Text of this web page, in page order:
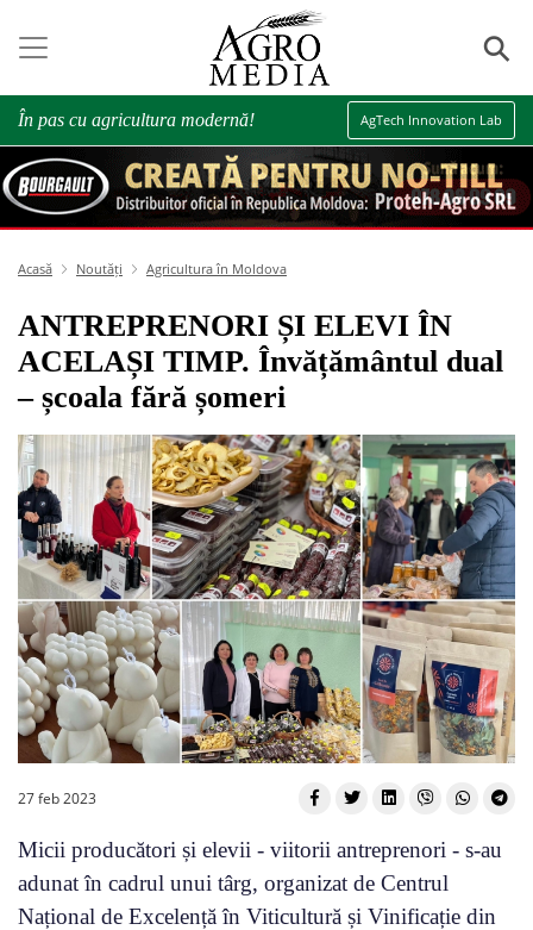
⚲
În pas cu agricultura modernă! AgTech Innovation Lab
Acasă Noutăți Agricultura în Moldova
ANTREPRENORI ȘI ELEVI ÎN
ACELAȘI TIMP. Învățământul dual
– școala fără șomeri
27 feb 2023
Micii producători și elevii - viitorii antreprenori - s-au
adunat în cadrul unui târg, organizat de Centrul
Național de Excelență în Viticultură și Vinificație din